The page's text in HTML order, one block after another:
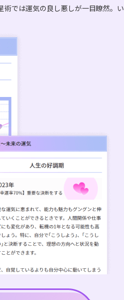
術では運気の良し悪しが一目瞭然。い